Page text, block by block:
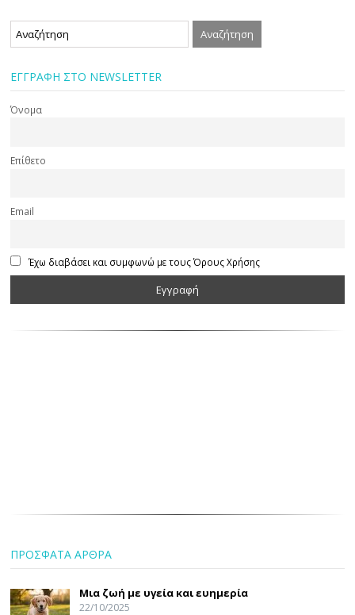
ΕΓΓΡΑΦΗ ΣΤΟ NEWSLETTER
Όνομα
Επίθετο
Email
Έχω διαβάσει και συμφωνώ με τους Όρους Χρήσης
ΠΡΟΣΦΑΤΑ ΑΡΘΡΑ
Μια ζωή με υγεία και ευημερία
22/10/2025